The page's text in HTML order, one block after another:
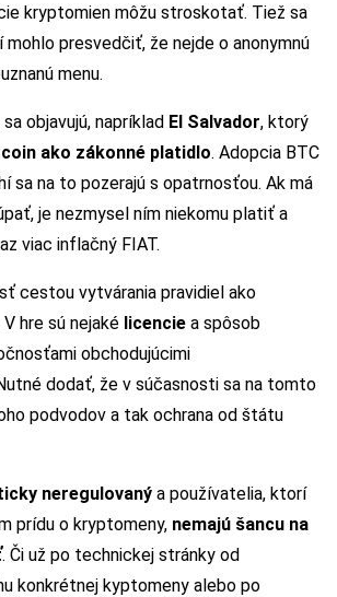
kryptomien môžu stroskotať. Tiež sa
presvedčiť, že nejde o anonymnú
menu.
objavujú, napríklad El Salvador, ktorý
ako zákonné platidlo. Adopcia BTC
sa na to pozerajú s opatrnosťou. Ak má
je nezmysel ním niekomu platiť a
viac inflačný FIAT.
cestou vytvárania pravidiel ako
hre sú nejaké licencie a spôsob
obchodujúcimi
dodať, že v súčasnosti sa na tomto
podvodov a tak ochrana od štátu
neregulovaný a používatelia, ktorí
prídu o kryptomeny, nemajú šancu na
. Či už po technickej stránky od
konkrétnej kyptomeny alebo po